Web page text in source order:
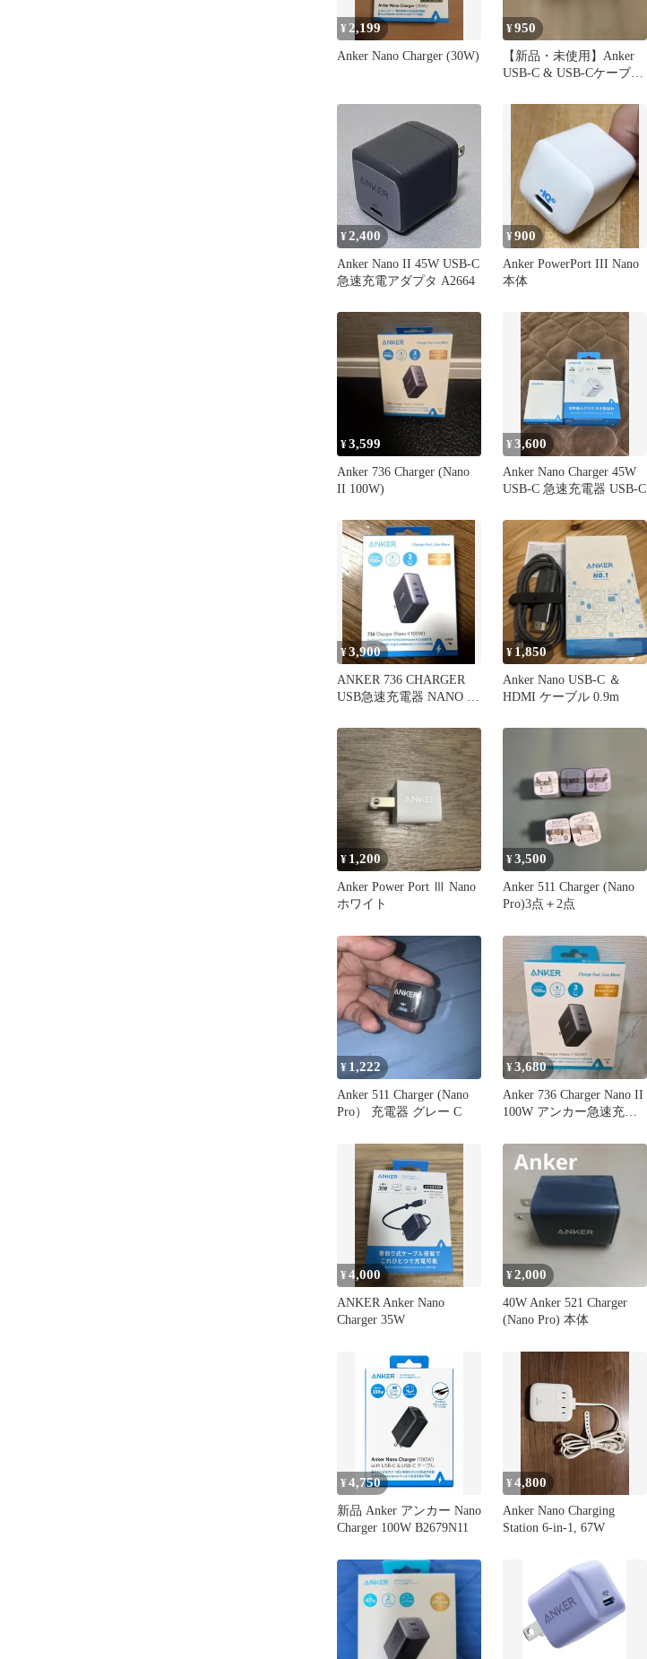
¥ 2,199
Anker Nano Charger (30W)
¥950
【新品・未使用】Anker
USB-C & USB-Cケーブル
¥2,400
Anker Nano II 45W USB-C
急速充電アダプタ A2664
¥900
Anker PowerPort III Nano
本体
¥3,599
Anker 736 Charger (Nano
II 100W)
¥3,600
Anker Nano Charger 45W
USB-C 急速充電器 USB-C
¥3,900
ANKER 736 CHARGER
USB急速充電器 NANO II
¥ 1,850
Anker Nano USB-C ＆
HDMI ケーブル 0.9m
¥ 1,200
Anker Power Port Ⅲ Nano
ホワイト
¥3,500
Anker 511 Charger (Nano
Pro)3点＋2点
¥ 1,222
Anker 511 Charger (Nano
Pro） 充電器 グレー C
¥3,680
Anker 736 Charger Nano II
100W アンカー急速充電
¥4,000
ANKER Anker Nano
Charger 35W
¥2,000
40W Anker 521 Charger
(Nano Pro) 本体
¥4,750
新品 Anker アンカー Nano
Charger 100W B2679N11
¥4,800
Anker Nano Charging
Station 6-in-1, 67W